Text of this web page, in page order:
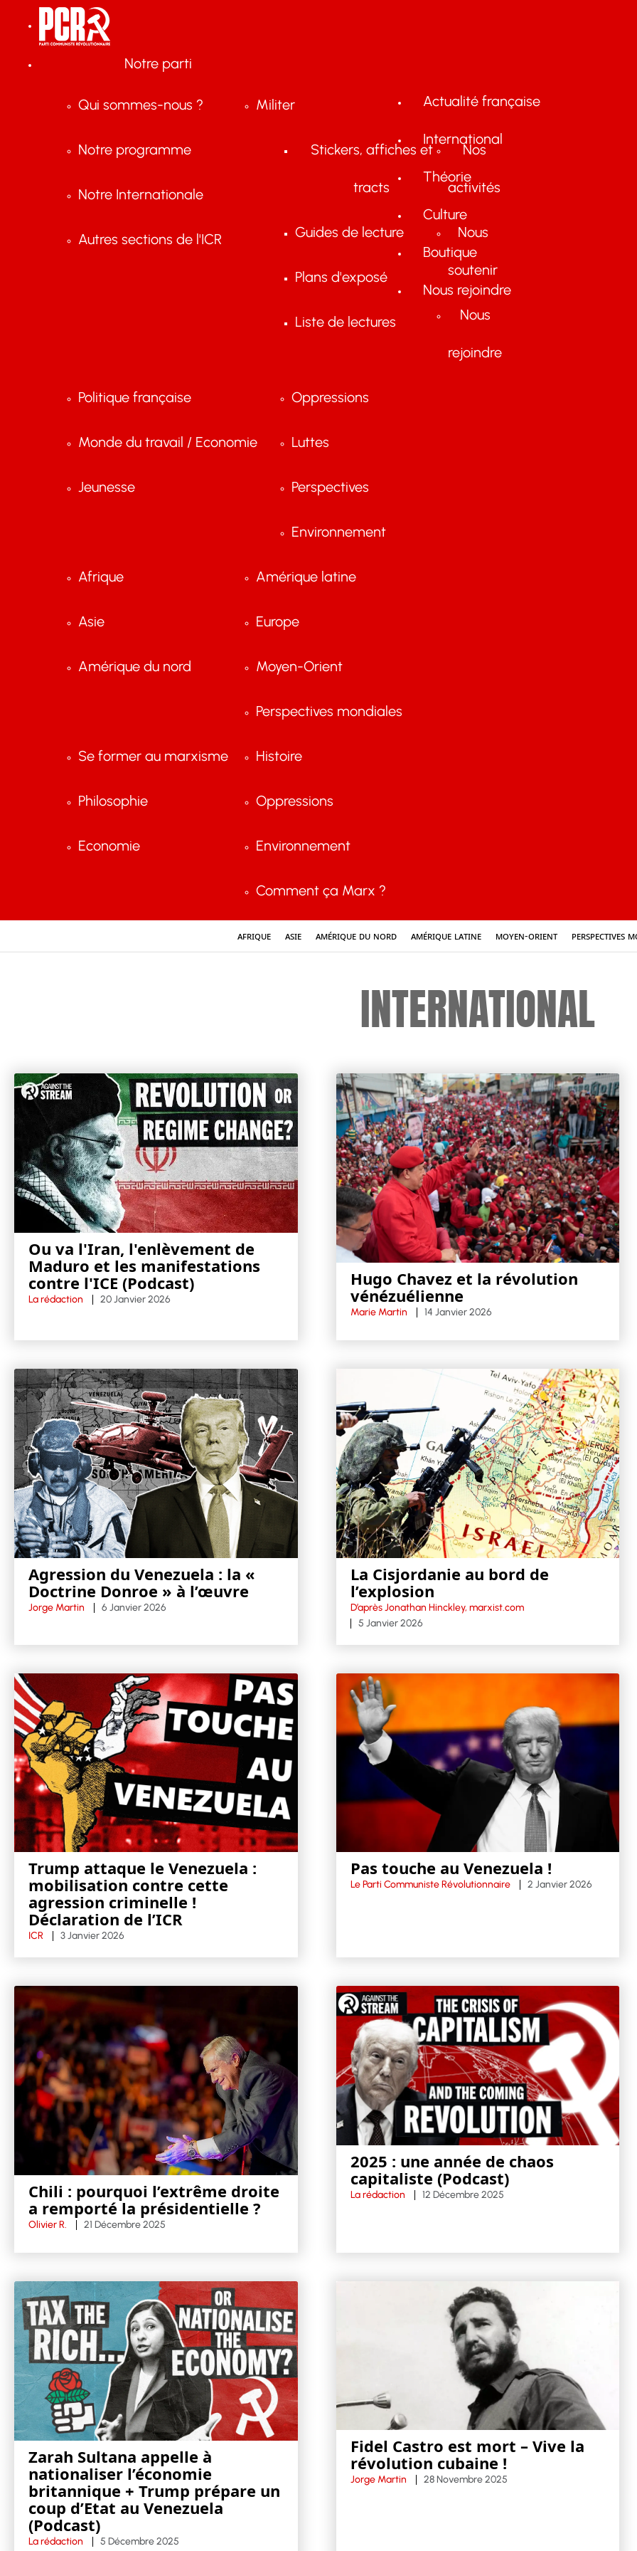
Notre parti
Qui sommes-nous ?
Notre programme
Notre Internationale
Autres sections de l'ICR
Militer
Stickers, affiches et
tracts
Guides de lecture
Plans d'exposé
Liste de lectures
Nos
activités
Nous
soutenir
Nous
rejoindre
Actualité française
Politique française
Monde du travail / Economie
Jeunesse
Oppressions
Luttes
Perspectives
Environnement
International
Afrique
Asie
Amérique du nord
Amérique latine
Europe
Moyen-Orient
Perspectives mondiales
Théorie
Se former au marxisme
Philosophie
Economie
Histoire
Oppressions
Environnement
Comment ça Marx ?
Culture
Boutique
Nous rejoindre
Afrique Asie Amérique du nord Amérique latine Moyen-Orient Perspectives
INTERNATIONAL
Ou va l'Iran, l'enlèvement de
Maduro et les manifestations
contre l'ICE (Podcast)
La rédaction 20 Janvier 2026
Hugo Chavez et la révolution
vénézuélienne
Marie Martin 14 Janvier 2026
Agression du Venezuela : la «
Doctrine Donroe » à l’œuvre
Jorge Martin 6 Janvier 2026
La Cisjordanie au bord de
l’explosion
D’après Jonathan Hinckley, marxist.com
5 Janvier 2026
Trump attaque le Venezuela :
mobilisation contre cette
agression criminelle !
Déclaration de l’ICR
ICR 3 Janvier 2026
Pas touche au Venezuela !
Le Parti Communiste Révolutionnaire 2 Janvier 2026
Chili : pourquoi l’extrême droite
a remporté la présidentielle ?
Olivier R. 21 Décembre 2025
2025 : une année de chaos
capitaliste (Podcast)
La rédaction 12 Décembre 2025
Zarah Sultana appelle à
nationaliser l’économie
britannique + Trump prépare un
coup d’Etat au Venezuela
(Podcast)
La rédaction 5 Décembre 2025
Fidel Castro est mort – Vive la
révolution cubaine !
Jorge Martin 28 Novembre 2025